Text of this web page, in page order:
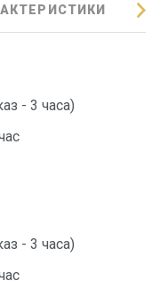
- 3 часа)
- 3 часа)